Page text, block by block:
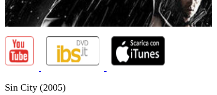
Sin City (2005)